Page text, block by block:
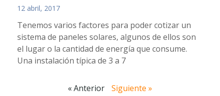
12 abril, 2017
Tenemos varios factores para poder cotizar un
sistema de paneles solares, algunos de ellos son
el lugar o la cantidad de energía que consume.
Una instalación típica de 3 a 7
« Anterior Siguiente »